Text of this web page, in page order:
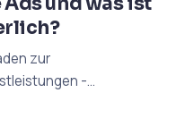
zur
-